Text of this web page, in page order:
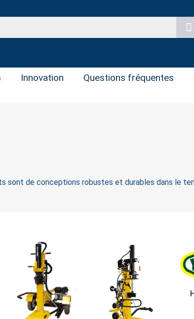
Innovation Questions fréquentes
sont de conceptions robustes et durables dans le